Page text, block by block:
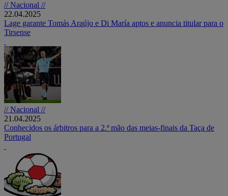
// Nacional //
22.04.2025
Lage garante Tomás Araújo e Di María aptos e anuncia titular para o
Tirsense
// Nacional //
21.04.2025
Conhecidos os árbitros para a 2.ª mão das meias-finais da Taça de
Portugal